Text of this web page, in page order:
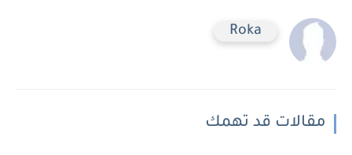
Roka
مقالات قد تهمك